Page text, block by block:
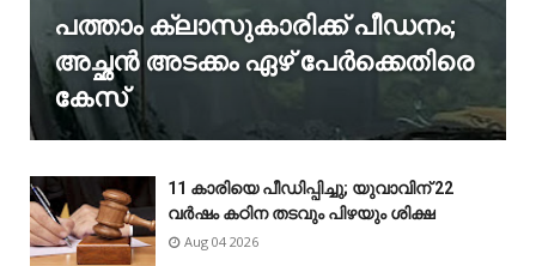
പത്താം ക്ലാസുകാരിക്ക് പീഡനം;
അച്ഛൻ അടക്കം ഏഴ് പേർക്കെതിരെ
കേസ്
11 കാരിയെ പീഡിപ്പിച്ചു; യുവാവിന് 22
വർഷം കഠിന തടവും പിഴയും ശിക്ഷ
Aug 04 2026